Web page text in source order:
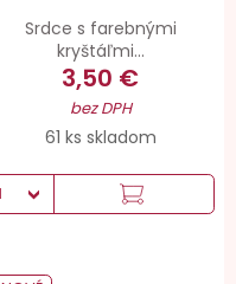
Srdce s farebnými
kryštáľmi...
3,50 €
bez DPH
61 ks skladom